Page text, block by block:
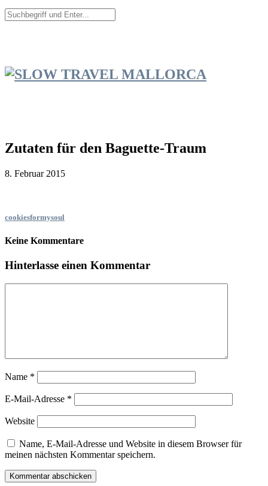
Zutaten für den Baguette-Traum
8. Februar 2015
cookiesformysoul
Keine Kommentare
Hinterlasse einen Kommentar
Name *
E-Mail-Adresse *
Website
Name, E-Mail-Adresse und Website in diesem Browser für
meinen nächsten Kommentar speichern.